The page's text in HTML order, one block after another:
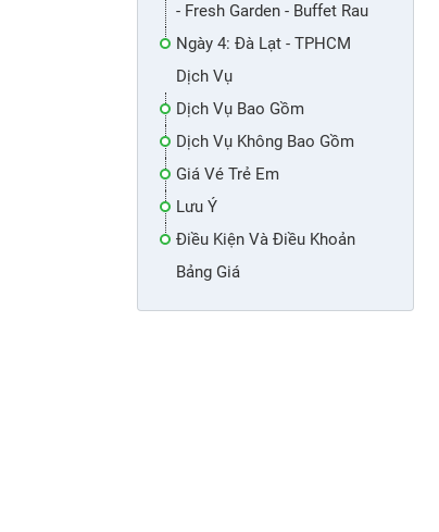
- Fresh Garden - Buffet Rau
Ngày 4: Đà Lạt - TPHCM
Dịch Vụ
Dịch Vụ Bao Gồm
Dịch Vụ Không Bao Gồm
Giá Vé Trẻ Em
Lưu Ý
Điều Kiện Và Điều Khoản
Bảng Giá